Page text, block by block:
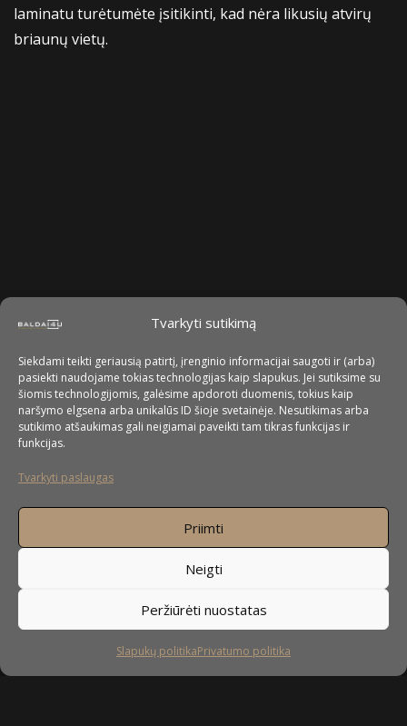
Tvarkyti sutikimą
Siekdami teikti geriausią patirtį, įrenginio informacijai saugoti ir (arba)
pasiekti naudojame tokias technologijas kaip slapukus. Jei sutiksime su
šiomis technologijomis, galėsime apdoroti duomenis, tokius kaip
naršymo elgsena arba unikalūs ID šioje svetainėje. Nesutikimas arba
sutikimo atšaukimas gali neigiamai paveikti tam tikras funkcijas ir
funkcijas.
Tvarkyti paslaugas
Priimti
Neigti
Peržiūrėti nuostatas
Slapukų politikaPrivatumo politika
laminatu turėtumėte įsitikinti, kad nėra likusių atvirų
briaunų vietų.
Sekite mus